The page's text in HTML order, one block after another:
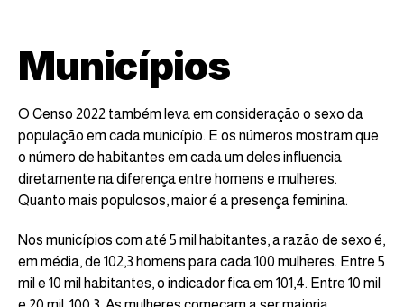
Municípios
O Censo 2022 também leva em consideração o sexo da
população em cada município. E os números mostram que
o número de habitantes em cada um deles influencia
diretamente na diferença entre homens e mulheres.
Quanto mais populosos, maior é a presença feminina.
Nos municípios com até 5 mil habitantes, a razão de sexo é,
em média, de 102,3 homens para cada 100 mulheres. Entre 5
mil e 10 mil habitantes, o indicador fica em 101,4. Entre 10 mil